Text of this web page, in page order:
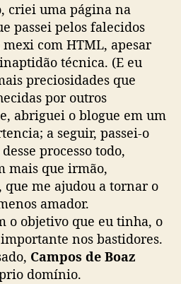
criei uma página na
passei pelos falecidos
mexi com HTML, apesar
técnica. (E eu
preciosidades que
por outros
abriguei o blogue em um
a seguir, passei-o
processo todo,
mais que irmão,
me ajudou a tornar o
amador.
o objetivo que eu tinha, o
nos bastidores.
Campos de Boaz
domínio.